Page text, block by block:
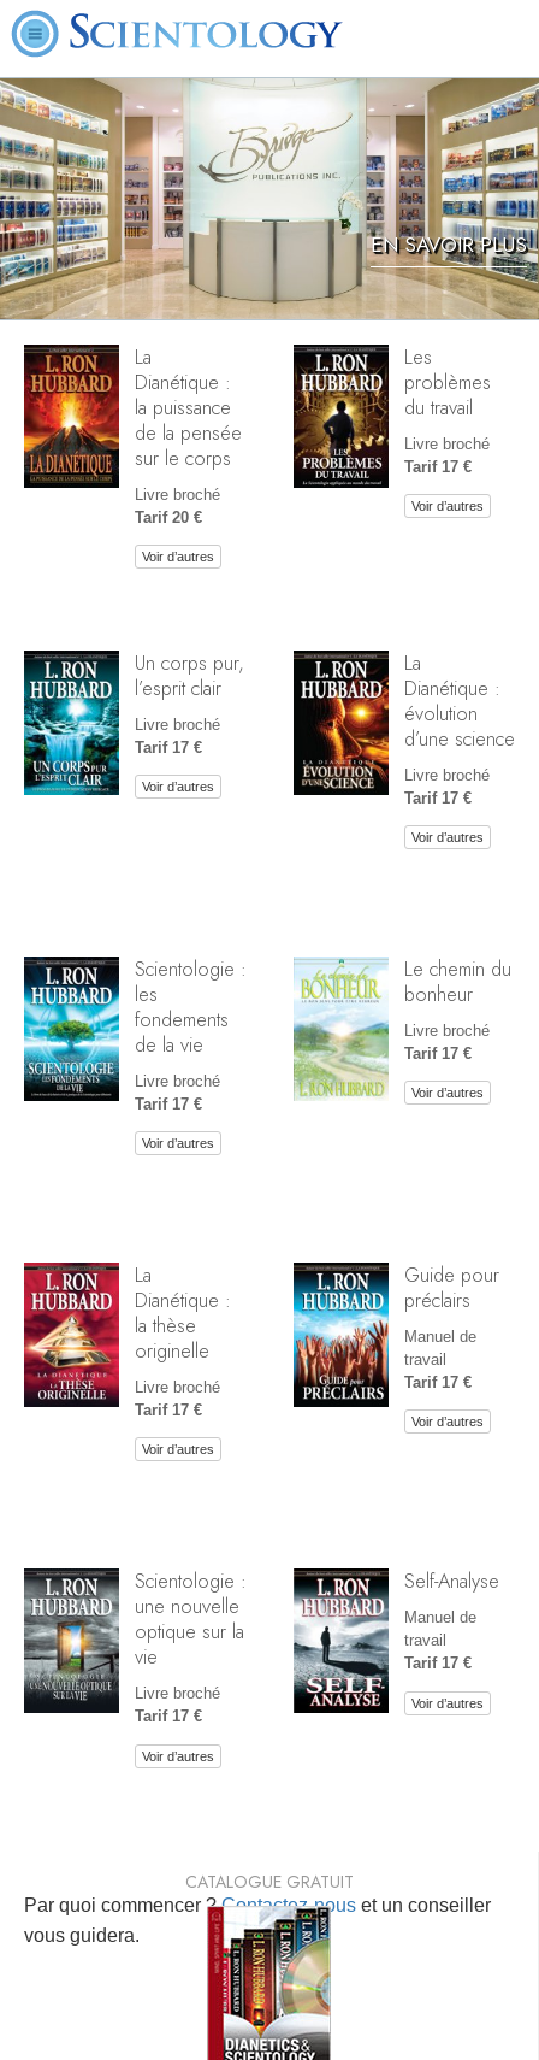
EN SAVOIR PLUS
La
Dianétique :
la puissance
de la pensée
sur le corps
Livre broché
Tarif 20 €
Voir d’autres
Les
problèmes
du travail
Livre broché
Tarif 17 €
Voir d’autres
Un corps pur,
l’esprit clair
Livre broché
Tarif 17 €
Voir d’autres
La
Dianétique :
évolution
d’une science
Livre broché
Tarif 17 €
Voir d’autres
Scientologie :
les
fondements
de la vie
Livre broché
Tarif 17 €
Voir d’autres
Le chemin du
bonheur
Livre broché
Tarif 17 €
Voir d’autres
La
Dianétique :
la thèse
originelle
Livre broché
Tarif 17 €
Voir d’autres
Guide pour
préclairs
Manuel de
travail
Tarif 17 €
Voir d’autres
Scientologie :
une nouvelle
optique sur la
vie
Livre broché
Tarif 17 €
Voir d’autres
Self-Analyse
Manuel de
travail
Tarif 17 €
Voir d’autres
Par quoi commencer ?Contactez-nous et un conseiller
vous guidera.
CATALOGUE GRATUIT